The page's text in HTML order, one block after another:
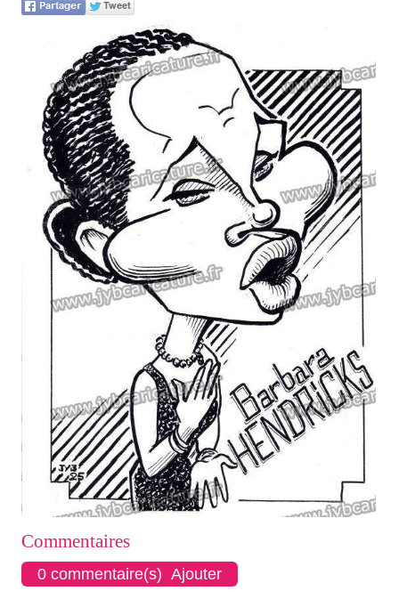
Commentaires
0 commentaire(s) Ajouter